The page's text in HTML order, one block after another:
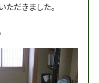
ただきました。